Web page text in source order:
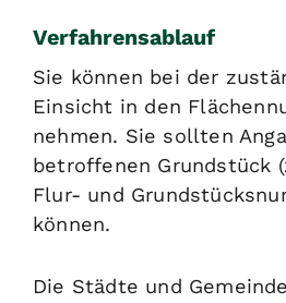
Verfahrensablauf
Sie können bei der
Einsicht in den
nehmen. Sie sollten
betroffenen Grundstück
Flur- und
können.
Die Städte und